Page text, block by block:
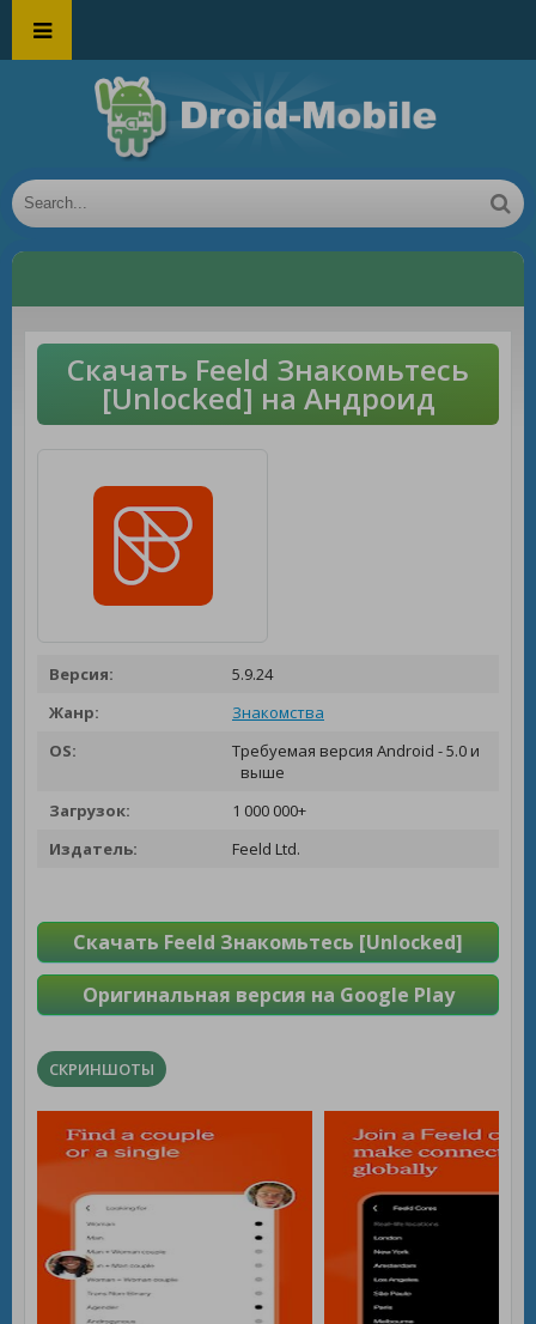
Скачать Feeld Знакомьтесь
[Unlocked] на Андроид
Версия:
5.9.24
Жанр:
Знакомства
OS:
Требуемая версия Android - 5.0 и
выше
Загрузок:
1 000 000+
Издатель:
Feeld Ltd.
Скачать Feeld Знакомьтесь [Unlocked]
Оригинальная версия на Google Play
СКРИНШОТЫ